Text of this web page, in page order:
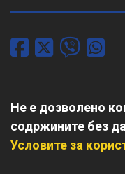
Не е дозволено
содржините без
Условите за